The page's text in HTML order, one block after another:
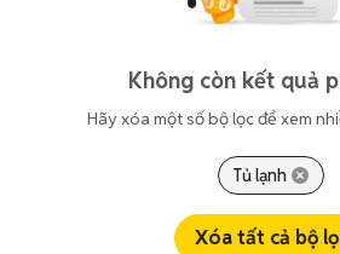
Không còn kết quả
Hãy xóa một số bộ lọc để xem
Tủ lạnh
Xóa tất cả bộ